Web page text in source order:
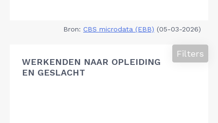
Bron: CBS microdata (EBB) (05-03-2026)
WERKENDEN NAAR OPLEIDING
EN GESLACHT
Filters